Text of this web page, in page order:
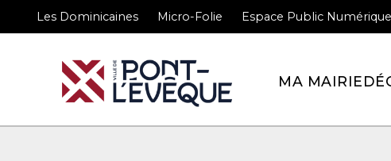
Les Dominicaines Micro-Folie Espace Public Numérique
MA MAIRIE